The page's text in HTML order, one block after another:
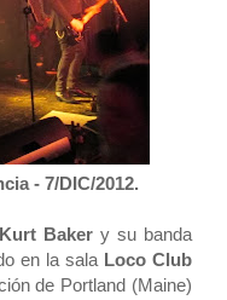
- 7/DIC/2012.
Kurt Baker y su banda
en la sala Loco Club
de Portland (Maine)